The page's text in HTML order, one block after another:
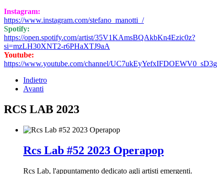
Instagram:
https://www.instagram.com/stefano_manotti_/
Spotify:
https://open.spotify.com/artist/35V1KAmsBQAkbKn4Ezic0z?
si=mzLH30XNT2-r6PHaXTJ9aA
Youtube:
https://www.youtube.com/channel/UC7ukEyYefxIFDOEWV0_sD3g
Indietro
Avanti
RCS LAB 2023
Rcs Lab #52 2023 Operapop
Rcs Lab, l'appuntamento dedicato agli artisti emergenti.